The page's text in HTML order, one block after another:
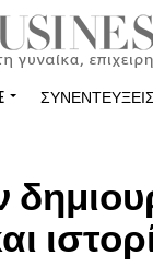
ΣΥΝΕΝΤΕΎΞΕΙΣ